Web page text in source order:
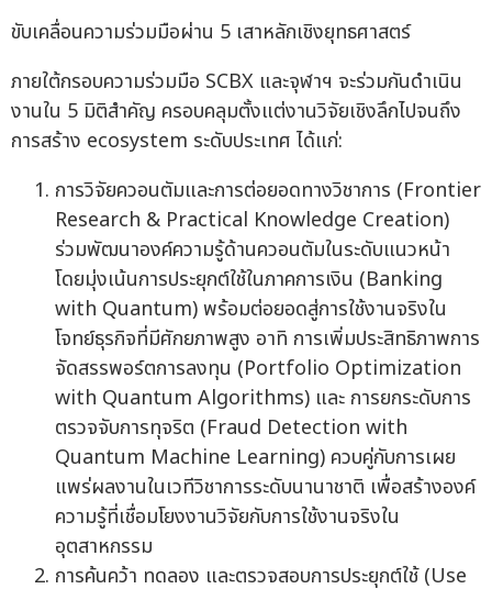
ขับเคลื่อนความร่วมมือผ่าน 5 เสาหลักเชิงยุทธศาสตร์
ภายใต้กรอบความร่วมมือ SCBX และจุฬาฯ จะร่วมกันดำเนิน
งานใน 5 มิติสำคัญ ครอบคลุมตั้งแต่งานวิจัยเชิงลึกไปจนถึง
การสร้าง ecosystem ระดับประเทศ ได้แก่:
การวิจัยควอนตัมและการต่อยอดทางวิชาการ (Frontier
Research & Practical Knowledge Creation)
ร่วมพัฒนาองค์ความรู้ด้านควอนตัมในระดับแนวหน้า
โดยมุ่งเน้นการประยุกต์ใช้ในภาคการเงิน (Banking
with Quantum) พร้อมต่อยอดสู่การใช้งานจริงใน
โจทย์ธุรกิจที่มีศักยภาพสูง อาทิ การเพิ่มประสิทธิภาพการ
จัดสรรพอร์ตการลงทุน (Portfolio Optimization
with Quantum Algorithms) และ การยกระดับการ
ตรวจจับการทุจริต (Fraud Detection with
Quantum Machine Learning) ควบคู่กับการเผย
แพร่ผลงานในเวทีวิชาการระดับนานาชาติ เพื่อสร้างองค์
ความรู้ที่เชื่อมโยงงานวิจัยกับการใช้งานจริงใน
อุตสาหกรรม
การค้นคว้า ทดลอง และตรวจสอบการประยุกต์ใช้ (Use